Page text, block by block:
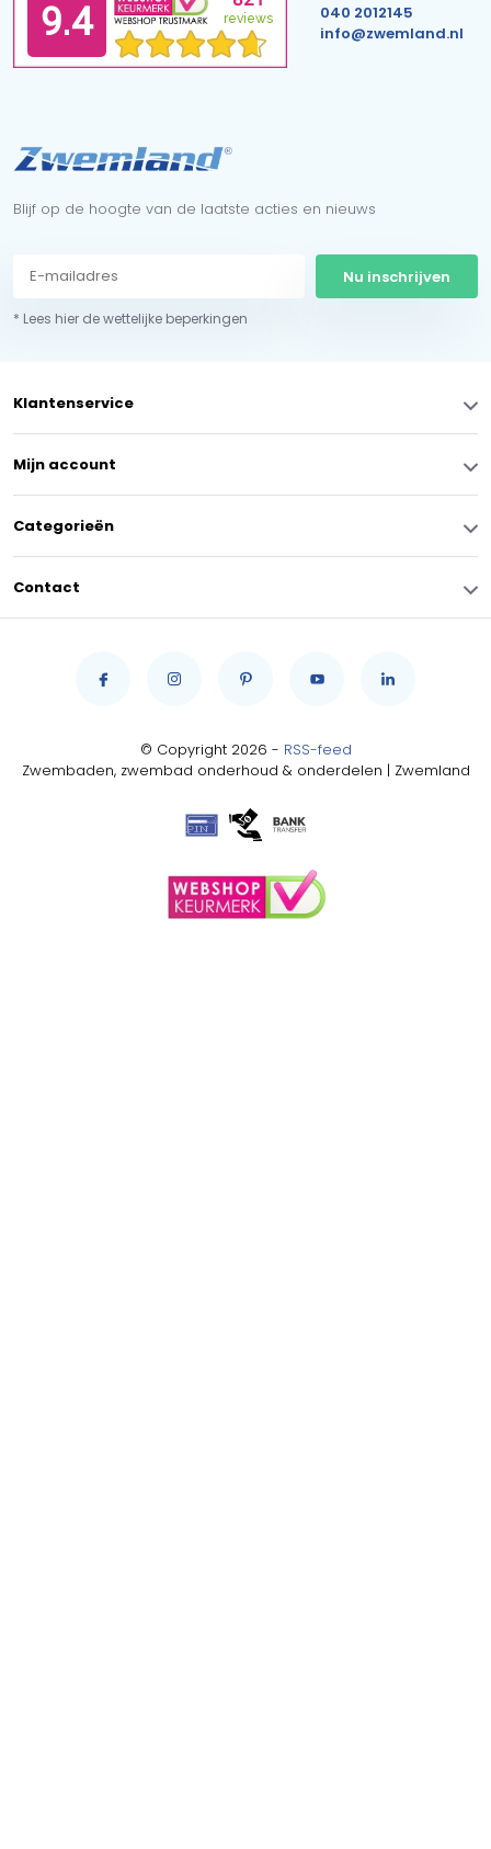
040 2012145
info@zwemland.nl
Blijf op de hoogte van de laatste acties en nieuws
Nu inschrijven
* Lees hier de wettelijke beperkingen
Klantenservice
Mijn account
Categorieën
Contact
© Copyright 2026 - RSS-feed
Zwembaden, zwembad onderhoud & onderdelen | Zwemland